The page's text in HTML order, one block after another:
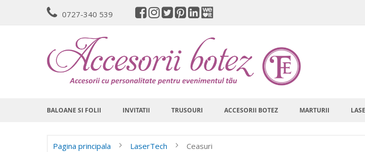
Mergeti
la
0727-340 539
BALOANE SI FOLII INVITATII TRUSOURI ACCESORII BOTEZ MARTURII
Pagina principala LaserTech Ceasuri